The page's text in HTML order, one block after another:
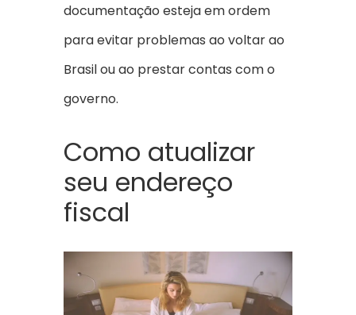
documentação esteja em ordem
para evitar problemas ao voltar ao
Brasil ou ao prestar contas com o
governo.
Como atualizar
seu endereço
fiscal